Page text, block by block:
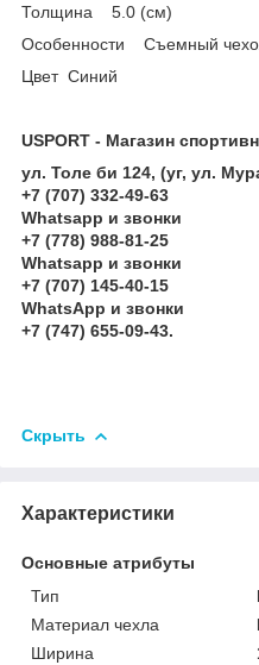
Толщина 5.0 (см)
Особенности Съемный
Цвет Синий
USPORT - Магазин
ул. Толе би 124, (уг, ул.
+7 (707) 332-49-63
Whatsapp и звонки
+7 (778) 988-81-25
Whatsapp и звонки
+7 (707) 145-40-15
WhatsApp и звонки
+7 (747) 655-09-43.
Скрыть
Характеристики
Основные атрибуты
Тип
Материал чехла
Ширина